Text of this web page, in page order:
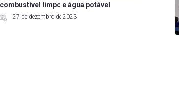
combustível limpo e água potável
27 de dezembro de 2023